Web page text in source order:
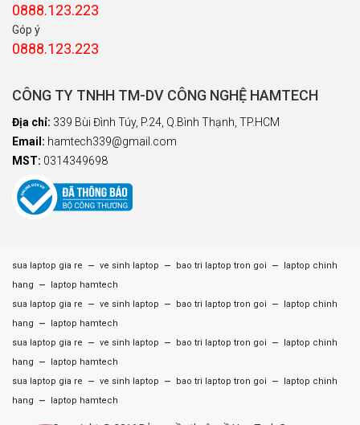
0888.123.223
Góp ý
0888.123.223
CÔNG TY TNHH TM-DV CÔNG NGHỆ HAMTECH
Địa chỉ: 339 Bùi Đình Túy, P.24, Q.Bình Thạnh, TP.HCM
Email: hamtech339@gmail.com
MST: 0314349698
sua laptop gia re – ve sinh laptop – bao tri laptop tron goi –
laptop chinh
hang
–
laptop hamtech
sua laptop gia re
– ve sinh laptop – bao tri laptop tron goi –
laptop chinh
hang
–
laptop hamtech
sua laptop gia re
– ve sinh laptop – bao tri laptop tron goi –
laptop chinh
hang
–
laptop hamtech
sua laptop gia re
– ve sinh laptop – bao tri laptop tron goi –
laptop chinh
hang
– laptop hamtech